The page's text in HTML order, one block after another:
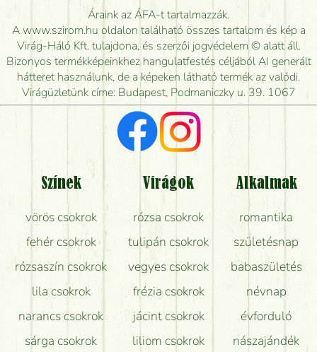
Meddig rendelhetek virágküldést úgy, hogy még ma
kiszállítsák?
Mennyire gyorsan tudják elkészíteni a csokrot, és
mikor tudják leghamarabb kiszállítani?
Vörös rózsát keresek, van önöknél?
Milyen visszajelzést kapok a virágküldésről?
Tényleg azt kapom, ami a képen van?
Mit kell tudni a virágcsokrok szállításáról?
Hogy marad a lehető legtovább friss a csokor?
Tudok adventi koszorút vásárolni boltban?
Áraink az ÁFA-t tartalmazzák.
A www.szirom.hu oldalon található összes tartalom és kép a
Virág-Háló Kft. tulajdona, és szerzői jogvédelem © alatt áll.
Bizonyos termékképeinkhez hangulatfestés céljából AI generált
hátteret használunk, de a képeken látható termék az valódi.
Virágüzletünk címe: Budapest, Podmaniczky u. 39. 1067
Színek
vörös csokrok
fehér csokrok
rózsaszín csokrok
lila csokrok
narancs csokrok
sárga csokrok
Virágok
rózsa csokrok
tulipán csokrok
vegyes csokrok
frézia csokrok
jácint csokrok
liliom csokrok
Alkalmak
romantika
születésnap
babaszületés
névnap
évforduló
nászajándék